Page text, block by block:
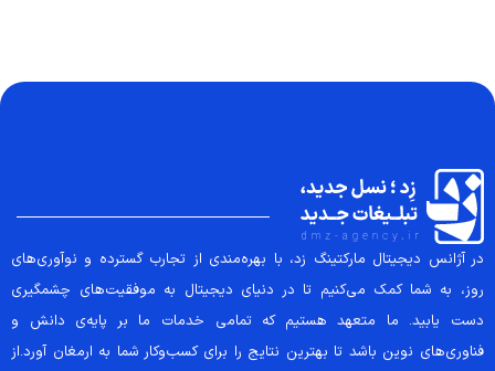
در آژانس دیجیتال مارکتینگ زد، با بهره‌مندی از تجارب گسترده و نوآوری‌های
روز، به شما کمک می‌کنیم تا در دنیای دیجیتال به موفقیت‌های چشمگیری
دست یابید. ما متعهد هستیم که تمامی خدمات ما بر پایه‌ی دانش و
فناوری‌های نوین باشد تا بهترین نتایج را برای کسب‌وکار شما به ارمغان آورد.از